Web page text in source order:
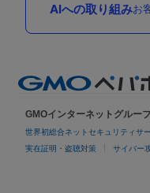
AIへの取り組みお
GMOインターネットグルー
世界初総合ネットセキュリティサ
実在証明・盗聴対策 サイバー